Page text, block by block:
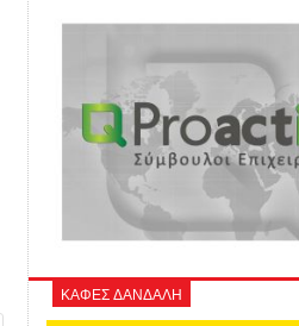
ΚΑΦΕΣ ΔΑΝΔΑΛΗ